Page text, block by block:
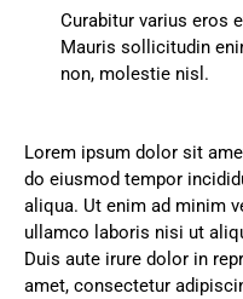
Curabitur varius eros
Mauris sollicitudin
non, molestie nisl.
Lorem ipsum dolor sit
do eiusmod tempor
aliqua. Ut enim ad minim
ullamco laboris nisi ut
Duis aute irure dolor in
amet, consectetur